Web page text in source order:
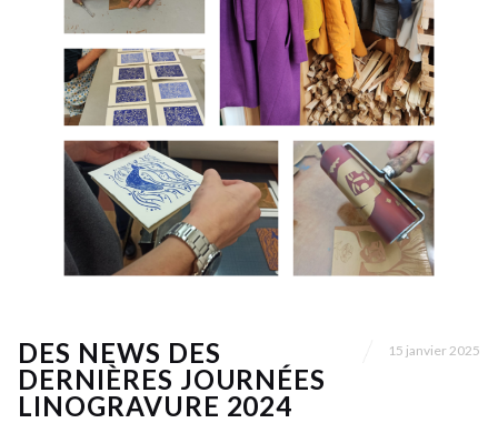
DES NEWS DES
DERNIÈRES JOURNÉES
LINOGRAVURE 2024
15 janvier 2025